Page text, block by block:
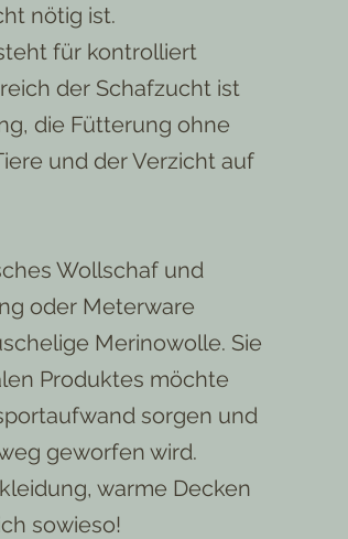
nötig ist.
für kontrolliert
der Schafzucht ist
die Fütterung ohne
und der Verzicht auf
Wollschaf und
oder Meterware
Merinowolle. Sie
Produktes möchte
sorgen und
geworfen wird.
warme Decken
sowieso!